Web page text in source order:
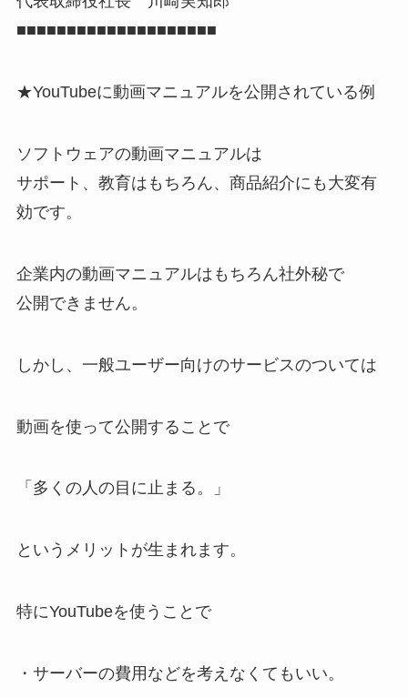
■■■■■■■■■■■■■■■■■■■■
★YouTubeに動画マニュアルを公開されている例
ソフトウェアの動画マニュアルは
サポート、教育はもちろん、商品紹介にも大変有
効です。
企業内の動画マニュアルはもちろん社外秘で
公開できません。
しかし、一般ユーザー向けのサービスのついては
動画を使って公開することで
「多くの人の目に止まる。」
というメリットが生まれます。
特にYouTubeを使うことで
・サーバーの費用などを考えなくてもいい。